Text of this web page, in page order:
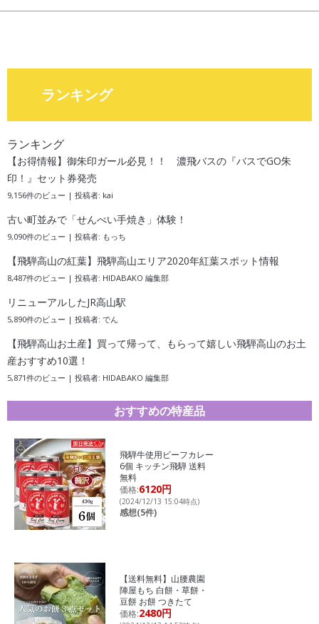
ランキング
ランキング
【お得情報】御朱印ガール必見！！ 濃飛バスの『バスでGO朱
印！』セット券発売
9,156件のビュー | 投稿者: kai
古い町並みで「せんべい手焼き」体験！
9,090件のビュー | 投稿者: もっち
【飛騨高山の紅葉】飛騨高山エリア2020年紅葉スポット情報
8,487件のビュー | 投稿者: HIDABAKO 編集部
リニューアルしたJR高山駅
5,890件のビュー | 投稿者: でん
【飛騨高山お土産】買って帰って、もらって嬉しい飛騨高山のお土
産おすすめ10選！
5,871件のビュー | 投稿者: HIDABAKO 編集部
おすすめの特産品
飛騨牛使用ビーフカレー
6個 キッチン飛騨 送料
無料
価格:6120円
(2024/12/13 15:04時点)
感想(5件)
【送料無料】山腰農園
陣屋もち 白餅・草餅・
豆餅 お餅 つきたて
価格:2480円